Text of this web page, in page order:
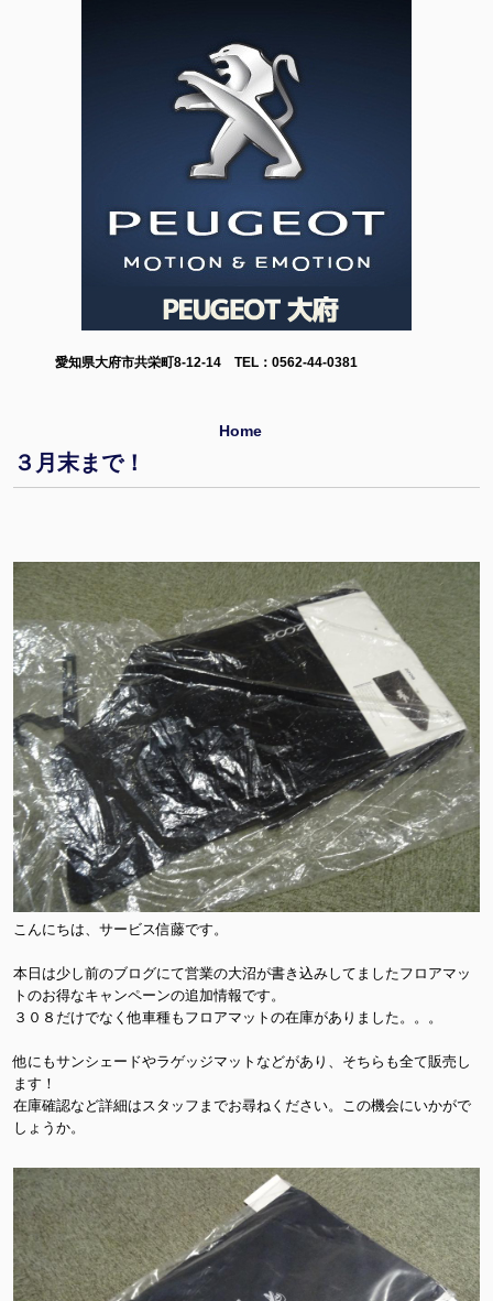
愛知県大府市共栄町8-12-14 TEL：0562-44-0381
Home
３月末まで！
こんにちは、サービス信藤です。
本日は少し前のブログにて営業の大沼が書き込みしてましたフロアマッ
トのお得なキャンペーンの追加情報です。
３０８だけでなく他車種もフロアマットの在庫がありました。。。
他にもサンシェードやラゲッジマットなどがあり、そちらも全て販売し
ます！
在庫確認など詳細はスタッフまでお尋ねください。この機会にいかがで
しょうか。